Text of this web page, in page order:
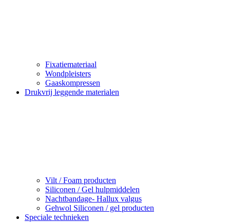
Fixatiemateriaal
Wondpleisters
Gaaskompressen
Drukvrij leggende materialen
Vilt / Foam producten
Siliconen / Gel hulpmiddelen
Nachtbandage- Hallux valgus
Gehwol Siliconen / gel producten
Speciale technieken